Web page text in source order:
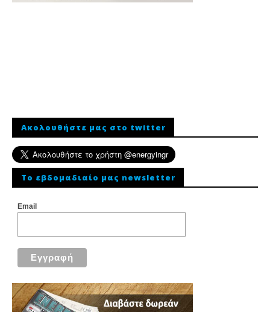
Ακολουθήστε μας στο twitter
To εβδομαδιαίο μας newsletter
Email